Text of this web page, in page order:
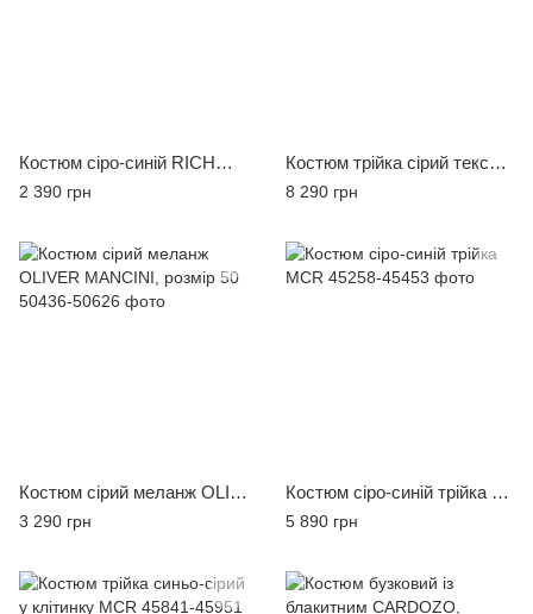
Костюм сіро-синій RICHMEN, розмір 46
2 390 грн
Костюм трійка сірий текстурна тканина в клітинку MCR
8 290 грн
Костюм сірий меланж OLIVER MANCINI, розмір 50
3 290 грн
Костюм сіро-синій трійка MCR
5 890 грн